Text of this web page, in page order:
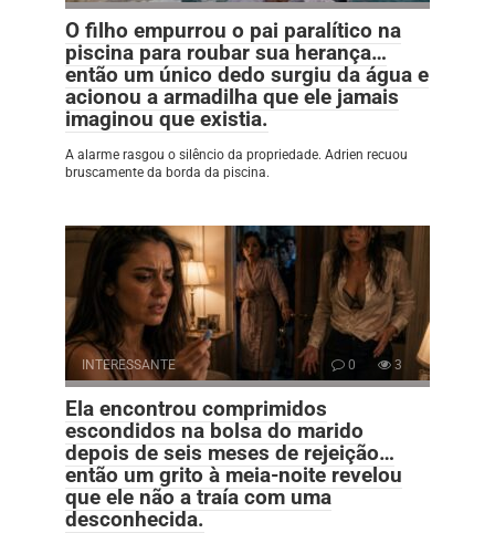
O filho empurrou o pai paralítico na
piscina para roubar sua herança…
então um único dedo surgiu da água e
acionou a armadilha que ele jamais
imaginou que existia.
A alarme rasgou o silêncio da propriedade. Adrien recuou
bruscamente da borda da piscina.
INTERESSANTE 0 3
Ela encontrou comprimidos
escondidos na bolsa do marido
depois de seis meses de rejeição…
então um grito à meia-noite revelou
que ele não a traía com uma
desconhecida.